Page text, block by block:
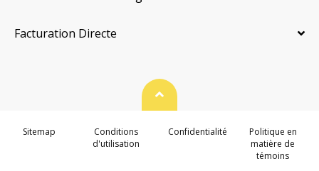
Facturation Directe
Haut de page
Sitemap
Conditions
d'utilisation
Confidentialité
Politique en
matière de
témoins